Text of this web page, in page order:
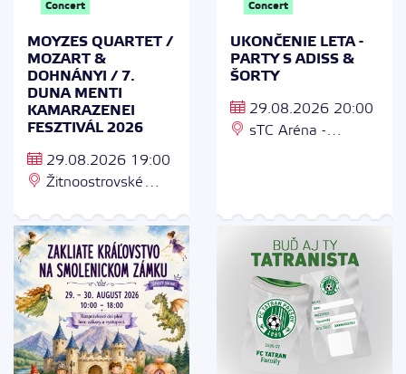
Concert
MOYZES QUARTET /
MOZART &
DOHNÁNYI / 7.
DUNA MENTI
KAMARAZENEI
FESZTIVÁL 2026
29.08.2026 19:00
Žitnoostrovské
Streda / Múzejná 2,
929 01 Dunajská
Streda
Concert
UKONČENIE LETA -
PARTY S ADISS &
ŠORTY
29.08.2026 20:00
sTC Aréna -